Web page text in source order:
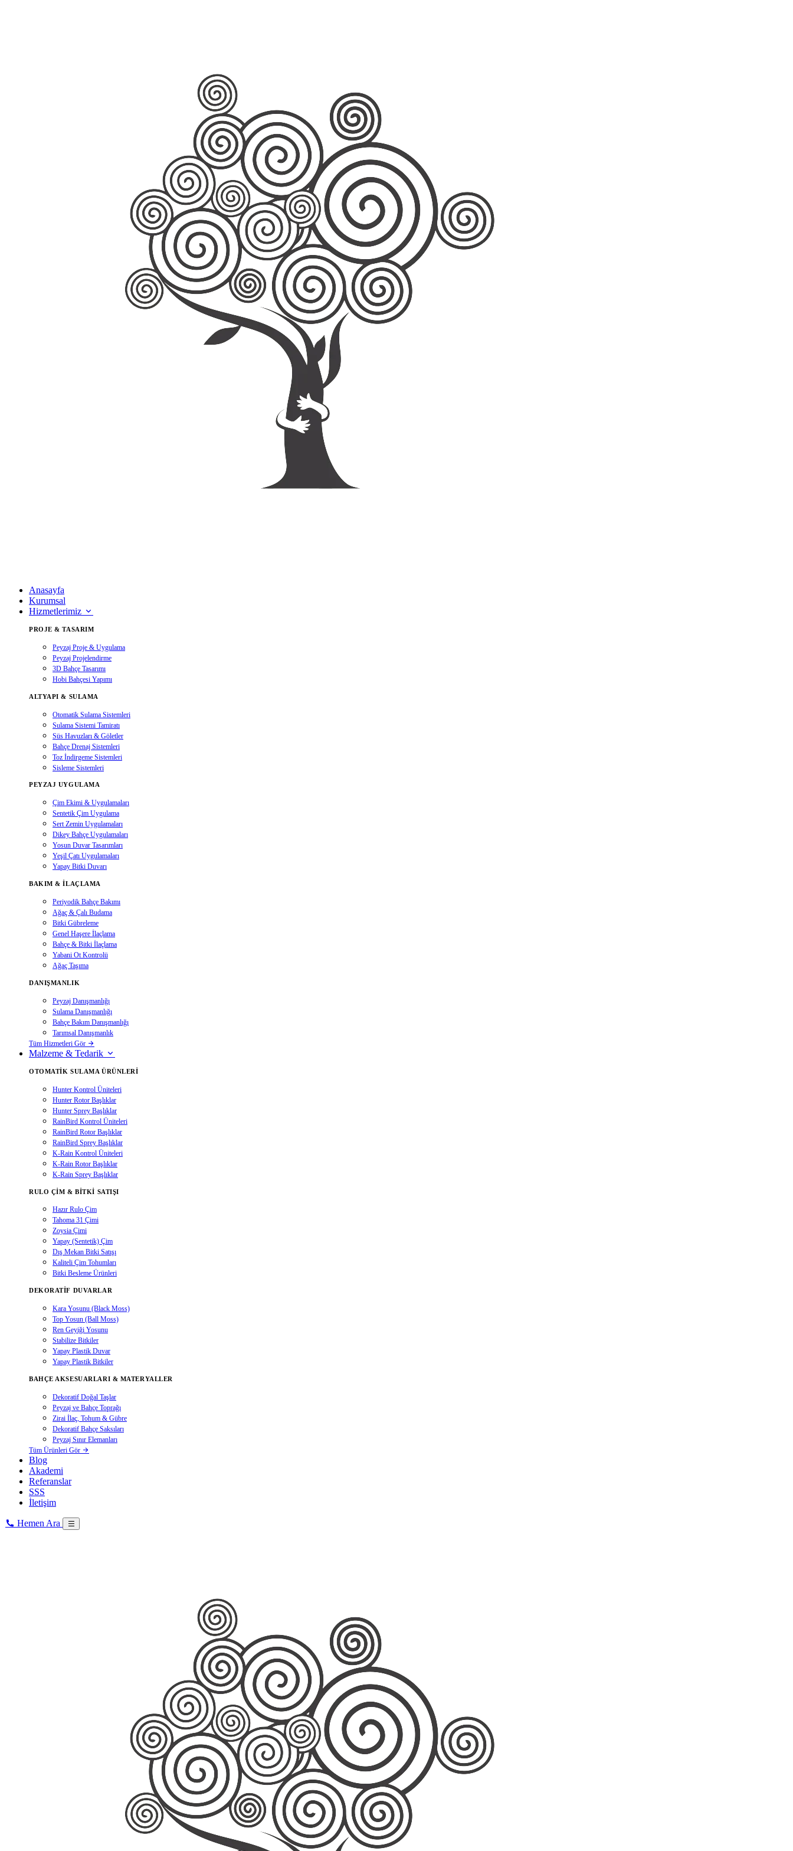
Anasayfa
Kurumsal
Hizmetlerimiz
PROJE & TASARIM
Peyzaj Proje & Uygulama
Peyzaj Projelendirme
3D Bahçe Tasarımı
Hobi Bahçesi Yapımı
ALTYAPI & SULAMA
Otomatik Sulama Sistemleri
Sulama Sistemi Tamiratı
Süs Havuzları & Göletler
Bahçe Drenaj Sistemleri
Toz İndirgeme Sistemleri
Sisleme Sistemleri
PEYZAJ UYGULAMA
Çim Ekimi & Uygulamaları
Sentetik Çim Uygulama
Sert Zemin Uygulamaları
Dikey Bahçe Uygulamaları
Yosun Duvar Tasarımları
Yeşil Çatı Uygulamaları
Yapay Bitki Duvarı
BAKIM & İLAÇLAMA
Periyodik Bahçe Bakımı
Ağaç & Çalı Budama
Bitki Gübreleme
Genel Haşere İlaçlama
Bahçe & Bitki İlaçlama
Yabani Ot Kontrolü
Ağaç Taşıma
DANIŞMANLIK
Peyzaj Danışmanlığı
Sulama Danışmanlığı
Bahçe Bakım Danışmanlığı
Tarımsal Danışmanlık
Tüm Hizmetleri Gör
Malzeme & Tedarik
OTOMATIK SULAMA ÜRÜNLERI
Hunter Kontrol Üniteleri
Hunter Rotor Başlıklar
Hunter Sprey Başlıklar
RainBird Kontrol Üniteleri
RainBird Rotor Başlıklar
RainBird Sprey Başlıklar
K-Rain Kontrol Üniteleri
K-Rain Rotor Başlıklar
K-Rain Sprey Başlıklar
RULO ÇIM & BITKI SATIŞI
Hazır Rulo Çim
Tahoma 31 Çimi
Zoysia Çimi
Yapay (Sentetik) Çim
Dış Mekan Bitki Satışı
Kaliteli Çim Tohumları
Bitki Besleme Ürünleri
DEKORATIF DUVARLAR
Kara Yosunu (Black Moss)
Top Yosun (Ball Moss)
Ren Geyiği Yosunu
Stabilize Bitkiler
Yapay Plastik Duvar
Yapay Plastik Bitkiler
BAHÇE AKSESUARLARI & MATERYALLER
Dekoratif Doğal Taşlar
Peyzaj ve Bahçe Toprağı
Zirai İlaç, Tohum & Gübre
Dekoratif Bahçe Saksıları
Peyzaj Sınır Elemanları
Tüm Ürünleri Gör
Blog
Akademi
Referanslar
SSS
İletişim
Hemen Ara